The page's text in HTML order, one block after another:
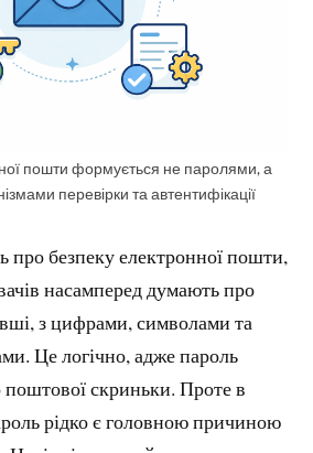
пошти формується не паролями, а
перевірки та автентифікації
про безпеку електронної пошти,
насамперед думають про
з цифрами, символами та
Це логічно, адже пароль
скриньки. Проте в
рідко є головною причиною